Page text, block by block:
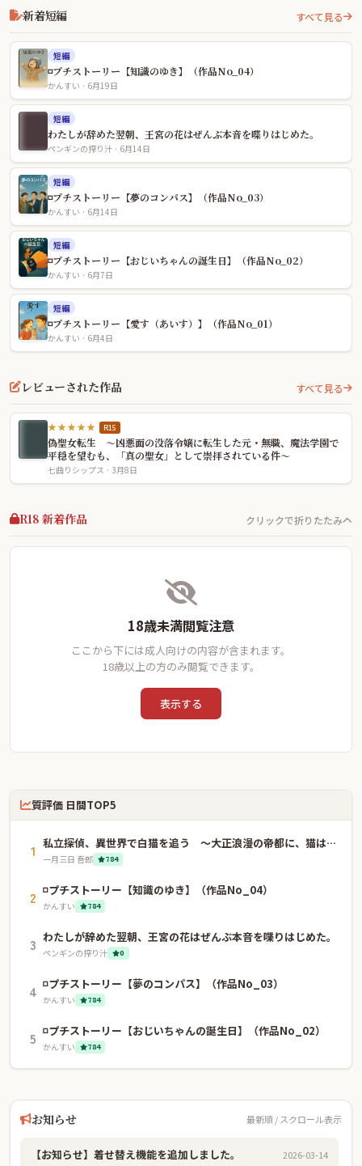
新着短編 すべて見る
短編
◽️プチストーリー【知識のゆき】（作品No_04）
かんすい · 6月19日
短編
わたしが辞めた翌朝、王宮の花はぜんぶ本音を喋りはじめた。
ペンギンの搾り汁 · 6月14日
短編
◽️プチストーリー【夢のコンパス】（作品No_03）
かんすい · 6月14日
短編
◽️プチストーリー【おじいちゃんの誕生日】（作品No_02）
かんすい · 6月7日
短編
◽️プチストーリー【愛す（あいす）】（作品No_01）
かんすい · 6月4日
レビューされた作品 すべて見る
★★★★★ R15
偽聖女転生 〜凶悪面の没落令嬢に転生した元・無職、魔法学園で
平穏を望むも、「真の聖女」として崇拝されている件〜
七曲りシップス · 3月8日
R18 新着作品 クリックで折りたたみ
18歳未満閲覧注意
ここから下には成人向けの内容が含まれます。
18歳以上の方のみ閲覧できます。
表示する
質評価 日間TOP5
1 私立探偵、異世界で白猫を追う 〜大正浪漫の帝都に、猫はいない〜
一月三日 吾郎 784
2 ◽️プチストーリー【知識のゆき】（作品No_04）
かんすい 784
3 わたしが辞めた翌朝、王宮の花はぜんぶ本音を喋りはじめた。
ペンギンの搾り汁 0
4 ◽️プチストーリー【夢のコンパス】（作品No_03）
かんすい 784
5 ◽️プチストーリー【おじいちゃんの誕生日】（作品No_02）
かんすい 784
お知らせ 最新順 / スクロール表示
【お知らせ】着せ替え機能を追加しました。 2026-03-14